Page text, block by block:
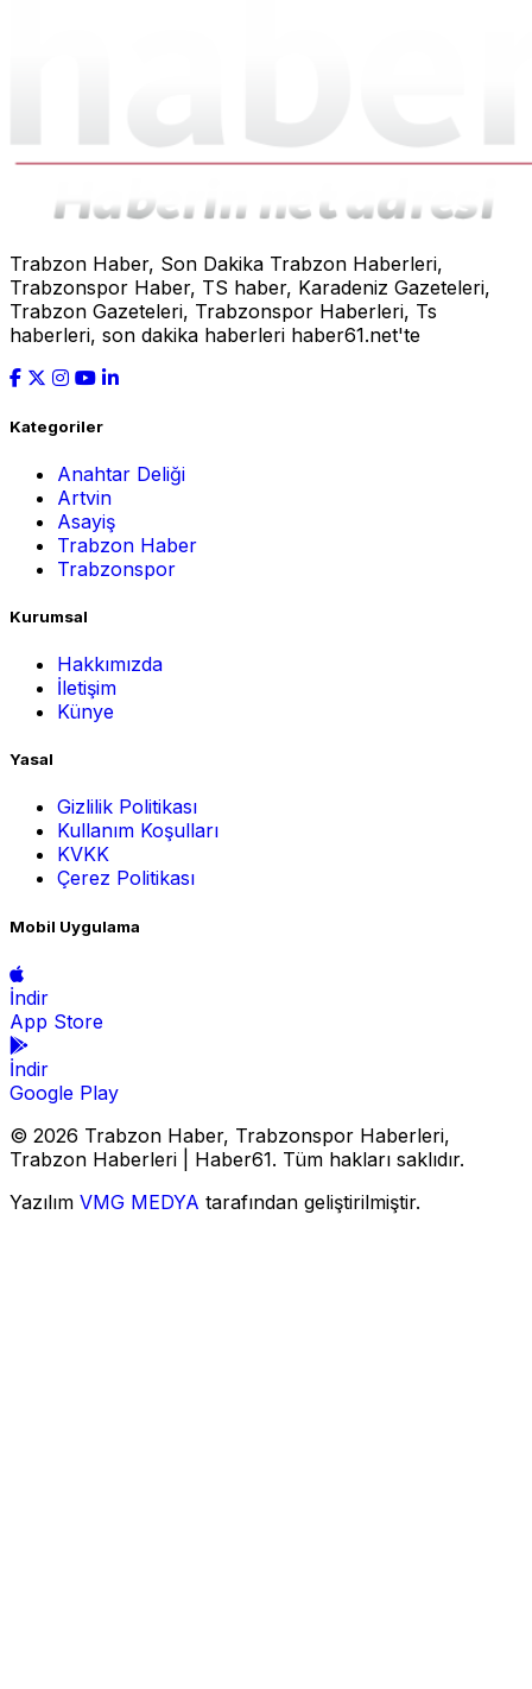
Trabzon Haber, Son Dakika Trabzon Haberleri,
Trabzonspor Haber, TS haber, Karadeniz Gazeteleri,
Trabzon Gazeteleri, Trabzonspor Haberleri, Ts
haberleri, son dakika haberleri haber61.net'te
Kategoriler
Anahtar Deliği
Artvin
Asayiş
Trabzon Haber
Trabzonspor
Kurumsal
Hakkımızda
İletişim
Künye
Yasal
Gizlilik Politikası
Kullanım Koşulları
KVKK
Çerez Politikası
Mobil Uygulama
İndir
App Store
İndir
Google Play
© 2026 Trabzon Haber, Trabzonspor Haberleri,
Trabzon Haberleri | Haber61. Tüm hakları saklıdır.
Yazılım VMG MEDYA tarafından geliştirilmiştir.